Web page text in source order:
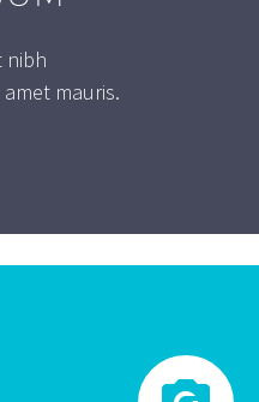
nibh
mauris.